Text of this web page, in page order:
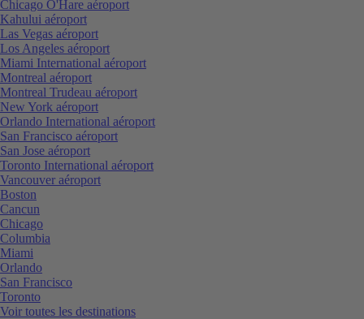
Chicago O'Hare aéroport
Kahului aéroport
Las Vegas aéroport
Los Angeles aéroport
Miami International aéroport
Montreal aéroport
Montreal Trudeau aéroport
New York aéroport
Orlando International aéroport
San Francisco aéroport
San Jose aéroport
Toronto International aéroport
Vancouver aéroport
Boston
Cancun
Chicago
Columbia
Miami
Orlando
San Francisco
Toronto
Voir toutes les destinations